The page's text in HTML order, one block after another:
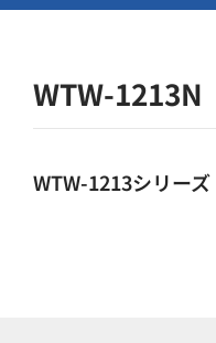
WTW-1213N
WTW-1213シリー